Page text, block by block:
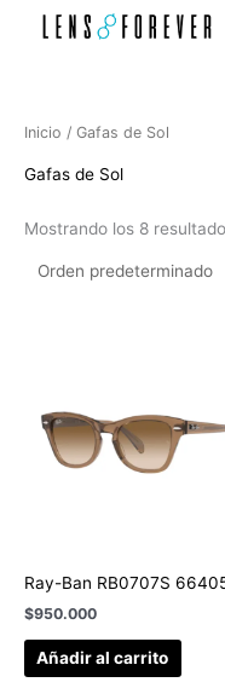
Inicio / Gafas de Sol
Gafas de Sol
Mostrando los 8
Ray-Ban RB0707S
$950.000
Añadir al carrito